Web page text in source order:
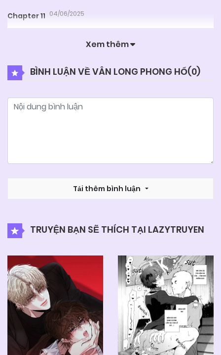
Chapter 11 04/06/2025
04/06/2025
04/06/2025
Chapter 5
Chapter 4 04/06/2025
Chapter 3 04/06/2025
04/06/2025
Xem thêm
BÌNH LUẬN VỀ VÂN LONG PHONG HỔ(0)
Tải thêm bình luận
TRUYỆN BẠN SẼ THÍCH TẠI LAZYTRUYEN